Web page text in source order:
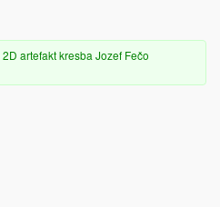
2D artefaktkresba Jozef Fečo